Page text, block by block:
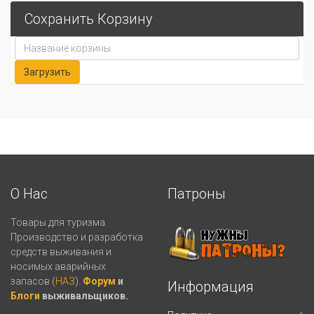
Сохранить Корзину
О Нас
Товары для туризма.
Производство и разработка
средств выживания и
носимых аварийных
запасов (НАЗ). Форум и
Блоги выживальщиков.
Патроны
Информация